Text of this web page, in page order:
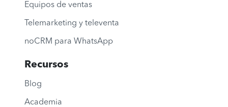
Equipos de ventas
Telemarketing y televenta
noCRM para WhatsApp
Recursos
Blog
Academia